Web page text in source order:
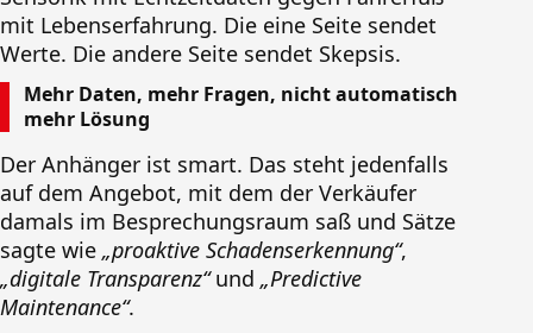
mit Lebenserfahrung. Die eine Seite sendet
Werte. Die andere Seite sendet Skepsis.
Mehr Daten, mehr Fragen, nicht automatisch
mehr Lösung
Der Anhänger ist smart. Das steht jedenfalls
auf dem Angebot, mit dem der Verkäufer
damals im Besprechungsraum saß und Sätze
sagte wie „proaktive Schadenserkennung“,
„digitale Transparenz“und „Predictive
Maintenance“.